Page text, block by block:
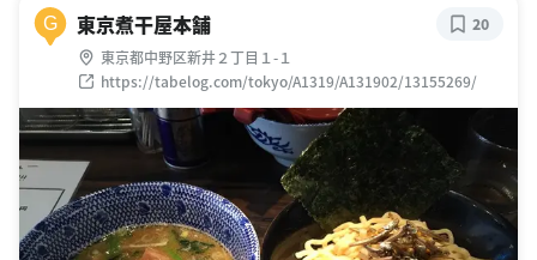
G 東京煮干屋本舗
東京都中野区新井２丁目１-１
https://tabelog.com/tokyo/A1319/A131902/13155269/
20